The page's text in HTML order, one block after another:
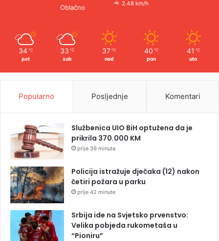
Oblačno
2.48 km/h
34 ℃
pet
33 ℃
sub
37 ℃
ned
40 ℃
pon
41 ℃
uto
Popularno Posljednje Komentari
Službenica UIO BiH optužena da je
prikrila 370.000 KM
prije 39 minuta
Policija istražuje dječaka (12) nakon
četiri požara u parku
prije 42 minute
Srbija ide na Svjetsko prvenstvo:
Velika pobjeda rukometaša u
“Pioniru”